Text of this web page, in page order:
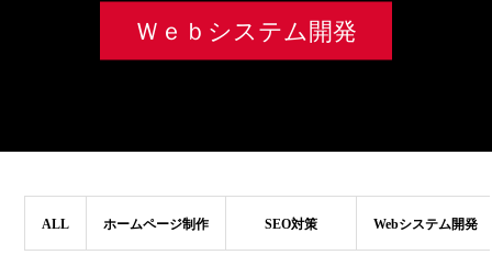
Ｗｅｂシステム開発
ALL ホームページ制作 SEO対策 Webシステム開発